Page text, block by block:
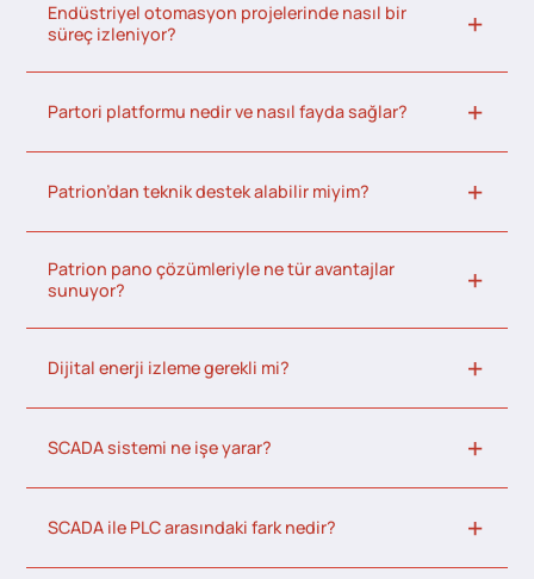
Endüstriyel otomasyon projelerinde nasıl bir
süreç izleniyor?
Partori platformu nedir ve nasıl fayda sağlar?
Patrion’dan teknik destek alabilir miyim?
Patrion pano çözümleriyle ne tür avantajlar
sunuyor?
Dijital enerji izleme gerekli mi?
SCADA sistemi ne işe yarar?
SCADA ile PLC arasındaki fark nedir?